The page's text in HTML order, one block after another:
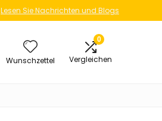
Lesen Sie Nachrichten und Blogs
Wunschzettel
0
Vergleichen